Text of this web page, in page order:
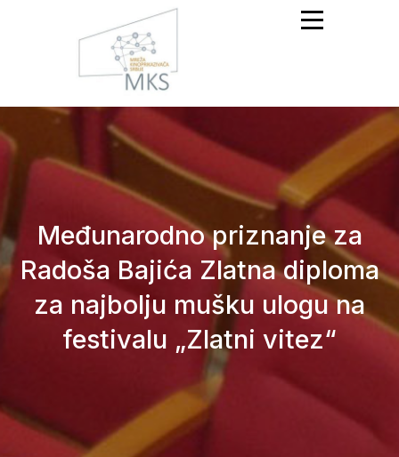
Mreža Kinoprikazivača
Srbije
Međunarodno priznanje za
Radoša Bajića Zlatna diploma
za najbolju mušku ulogu na
festivalu „Zlatni vitez“